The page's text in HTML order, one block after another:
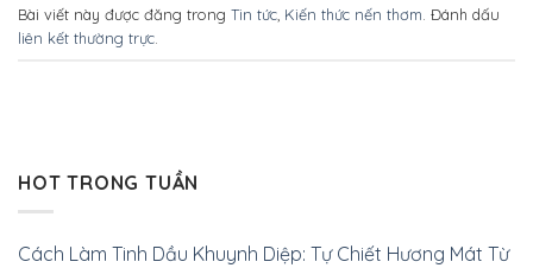
Bài viết này được đăng trong Tin tức, Kiến thức nến thơm. Đánh dấu
liên kết thường trực.
HOT TRONG TUẦN
Cách Làm Tinh Dầu Khuynh Diệp: Tự Chiết Hương Mát Từ